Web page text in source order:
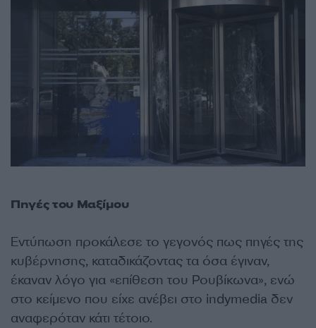
Πηγές του Μαξίμου
Εντύπωση προκάλεσε το γεγονός πως πηγές της
κυβέρνησης, καταδικάζοντας τα όσα έγιναν,
έκαναν λόγο για «επίθεση του Ρουβίκωνα», ενώ
στο κείμενο που είχε ανέβει στο indymedia δεν
αναφερόταν κάτι τέτοιο.